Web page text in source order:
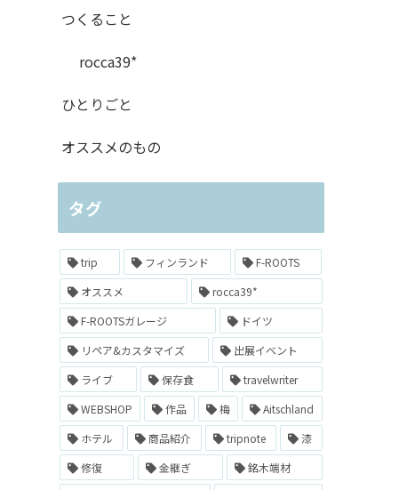
つくること
rocca39*
ひとりごと
オススメのもの
タグ
trip フィンランド
F-ROOTS
オススメ
rocca39*
F-ROOTSガレージ
ドイツ
リペア&カスタマイズ
出展イベント
ライブ
保存食
travelwriter
WEBSHOP
作品 梅
Aitschland
ホテル
商品紹介 tripnote
漆
修復
金継ぎ
銘木端材